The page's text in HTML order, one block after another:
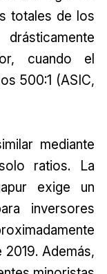
totales de los
cuando el
500:1 (ASIC,
mediante
ratios. La
exige un
inversores
Además,